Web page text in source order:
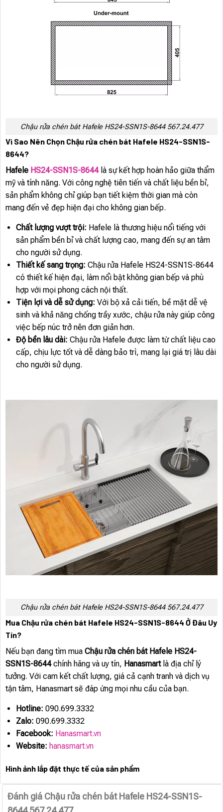
Chậu rửa chén bát Hafele HS24-SSN1S-8644 567.24.477
Vì Sao Nên Chọn Chậu rửa chén bát Hafele HS24-SSN1S-
8644?
Hafele HS24-SSN1S-8644là sự kết hợp hoàn hảo giữa thẩm
mỹ và tính năng. Với công nghệ tiên tiến và chất liệu bền bỉ,
sản phẩm không chỉ giúp bạn tiết kiệm thời gian mà còn
mang đến vẻ đẹp hiện đại cho không gian bếp.
Chất lượng vượt trội: Hafele là thương hiệu nổi tiếng với
sản phẩm bền bỉ và chất lượng cao, mang đến sự an tâm
cho người sử dụng.
Thiết kế sang trọng: Chậu rửa Hafele HS24-SSN1S-8644
có thiết kế hiện đại, làm nổi bật không gian bếp và phù
hợp với mọi phong cách nội thất.
Tiện lợi và dễ sử dụng: Với bộ xả cải tiến, bề mặt dễ vệ
sinh và khả năng chống trầy xước, chậu rửa này giúp công
việc bếp núc trở nên đơn giản hơn.
Độ bền lâu dài: Chậu rửa Hafele được làm từ chất liệu cao
cấp, chịu lực tốt và dễ dàng bảo trì, mang lại giá trị lâu dài
cho người sử dụng.
Chậu rửa chén bát Hafele HS24-SSN1S-8644 567.24.477
Mua Chậu rửa chén bát Hafele HS24-SSN1S-8644 Ở Đâu Uy
Tín?
Nếu bạn đang tìm mua Chậu rửa chén bát Hafele HS24-
SSN1S-8644chính hãng và uy tín, Hanasmartlà địa chỉ lý
tưởng. Với cam kết chất lượng, giá cả cạnh tranh và dịch vụ
tận tâm, Hanasmart sẽ đáp ứng mọi nhu cầu của bạn.
Hotline: 090.699.3332
Zalo: 090.699.3332
Facebook: Hanasmart.vn
Website: hanasmart.vn
Hình ảnh lắp đặt thực tế của sản phẩm
Đánh giá Chậu rửa chén bát Hafele HS24-SSN1S-